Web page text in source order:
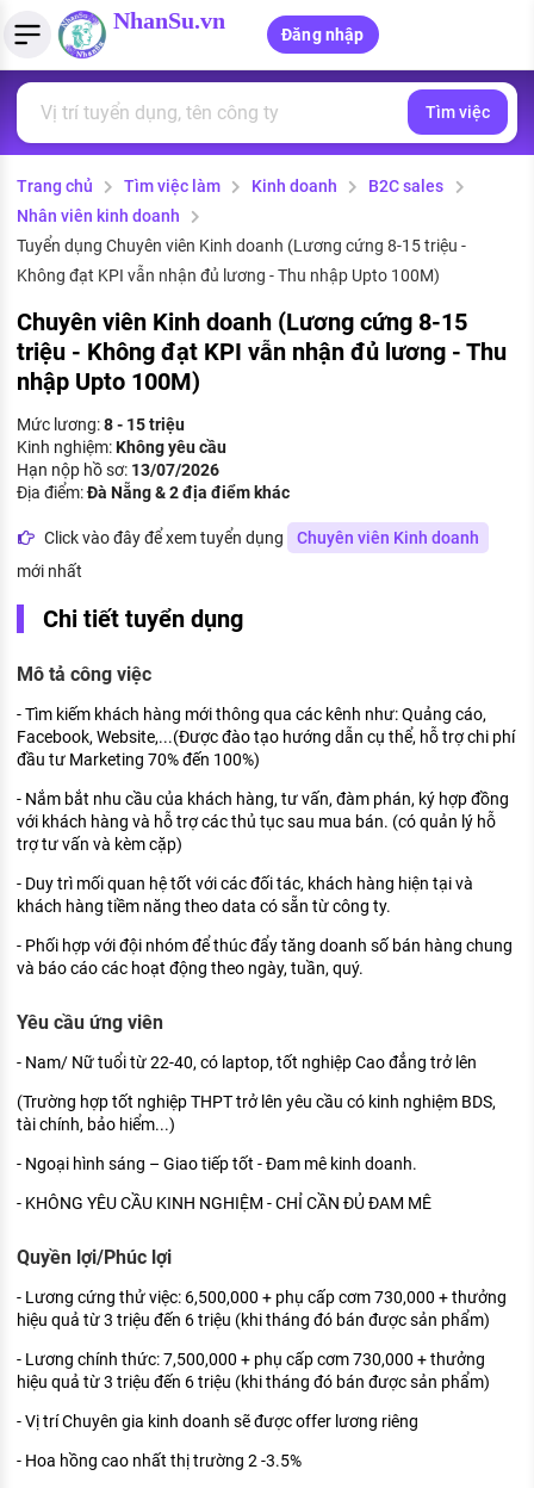
NhanSu.vn
Đăng nhập
Tìm việc làm
Việc làm ngành luật
Việc làm lương cao
CÔNG TY
Danh sách nhà tuyển dụng
Nhà tuyển dụng hàng đầu
Quản lý CV
Tải CV lên
Tạo CV trực tuyến
MẪU CV THEO STYLE
Mẫu CV đơn giản
Mẫu CV hiện đại
Tính lương Gross - Net
Tính thuế thu nhập cá nhân
Tính trợ cấp thất nghiệp
PHÁP LUẬT VIỆT NAM
Văn bản pháp luật
Chính sách mới
PHÁP LUẬT LAO ĐỘNG
Bảo hiểm và phúc lợi
Hồ sơ biểu mẫu
KHÁM PHÁ NGHỀ NGHIỆP
HƯỚNG NGHIỆP VIỆC LÀM
Đặc trưng từng nghề
XÂY DỰNG VÀ PHÁT TRIỂN ĐỘI NGŨ
NHÂN SỰ
TUYỂN DỤNG VIỆC LÀM
Tìm việc
Trang chủ Tìm việc làm Kinh doanh
B2C sales
Nhân viên kinh doanh
Tuyển dụng Chuyên viên Kinh doanh (Lương cứng 8-15 triệu -
Không đạt KPI vẫn nhận đủ lương - Thu nhập Upto 100M)
Chuyên viên Kinh doanh (Lương cứng 8-15
triệu - Không đạt KPI vẫn nhận đủ lương - Thu
nhập Upto 100M)
Mức lương:8 - 15 triệu
Kinh nghiệm:Không yêu cầu
Hạn nộp hồ sơ: 13/07/2026
Địa điểm:Đà Nẵng & 2 địa điểm khác
Click vào đây để xem tuyển dụng
Chuyên viên Kinh doanh
mới nhất
Chi tiết tuyển dụng
Mô tả công việc
- Tìm kiếm khách hàng mới thông qua các kênh như: Quảng cáo,
Facebook, Website,...(Được đào tạo hướng dẫn cụ thể, hỗ trợ chi phí
đầu tư Marketing 70% đến 100%)
- Nắm bắt nhu cầu của khách hàng, tư vấn, đàm phán, ký hợp đồng
với khách hàng và hỗ trợ các thủ tục sau mua bán. (có quản lý hỗ
trợ tư vấn và kèm cặp)
- Duy trì mối quan hệ tốt với các đối tác, khách hàng hiện tại và
khách hàng tiềm năng theo data có sẵn từ công ty.
- Phối hợp với đội nhóm để thúc đẩy tăng doanh số bán hàng chung
và báo cáo các hoạt động theo ngày, tuần, quý.
Yêu cầu ứng viên
- Nam/ Nữ tuổi từ 22-40, có laptop, tốt nghiệp Cao đẳng trở lên
(Trường hợp tốt nghiệp THPT trở lên yêu cầu có kinh nghiệm BDS,
tài chính, bảo hiểm...)
- Ngoại hình sáng – Giao tiếp tốt - Đam mê kinh doanh.
- KHÔNG YÊU CẦU KINH NGHIỆM - CHỈ CẦN ĐỦ ĐAM MÊ
Quyền lợi/Phúc lợi
- Lương cứng thử việc: 6,500,000 + phụ cấp cơm 730,000 + thưởng
hiệu quả từ 3 triệu đến 6 triệu (khi tháng đó bán được sản phẩm)
- Lương chính thức: 7,500,000 + phụ cấp cơm 730,000 + thưởng
hiệu quả từ 3 triệu đến 6 triệu (khi tháng đó bán được sản phẩm)
- Vị trí Chuyên gia kinh doanh sẽ được offer lương riêng
- Hoa hồng cao nhất thị trường 2 -3.5%